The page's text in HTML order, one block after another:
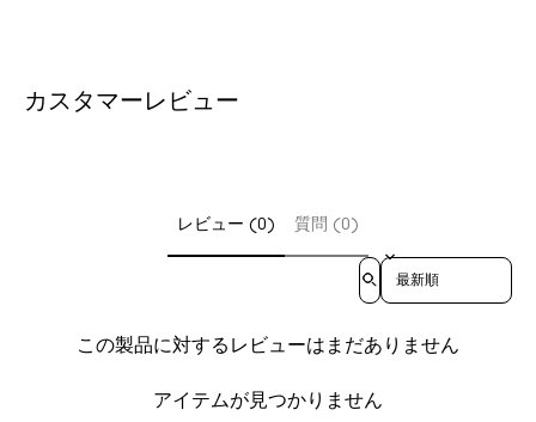
カスタマーレビュー
レビュー (0) 質問 (0)
Sort reviews by
この製品に対するレビューはまだありません
アイテムが見つかりません